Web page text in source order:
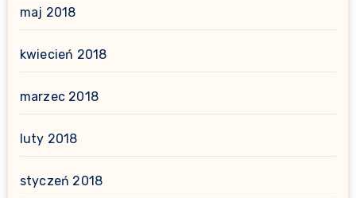
maj 2018
kwiecień 2018
marzec 2018
luty 2018
styczeń 2018